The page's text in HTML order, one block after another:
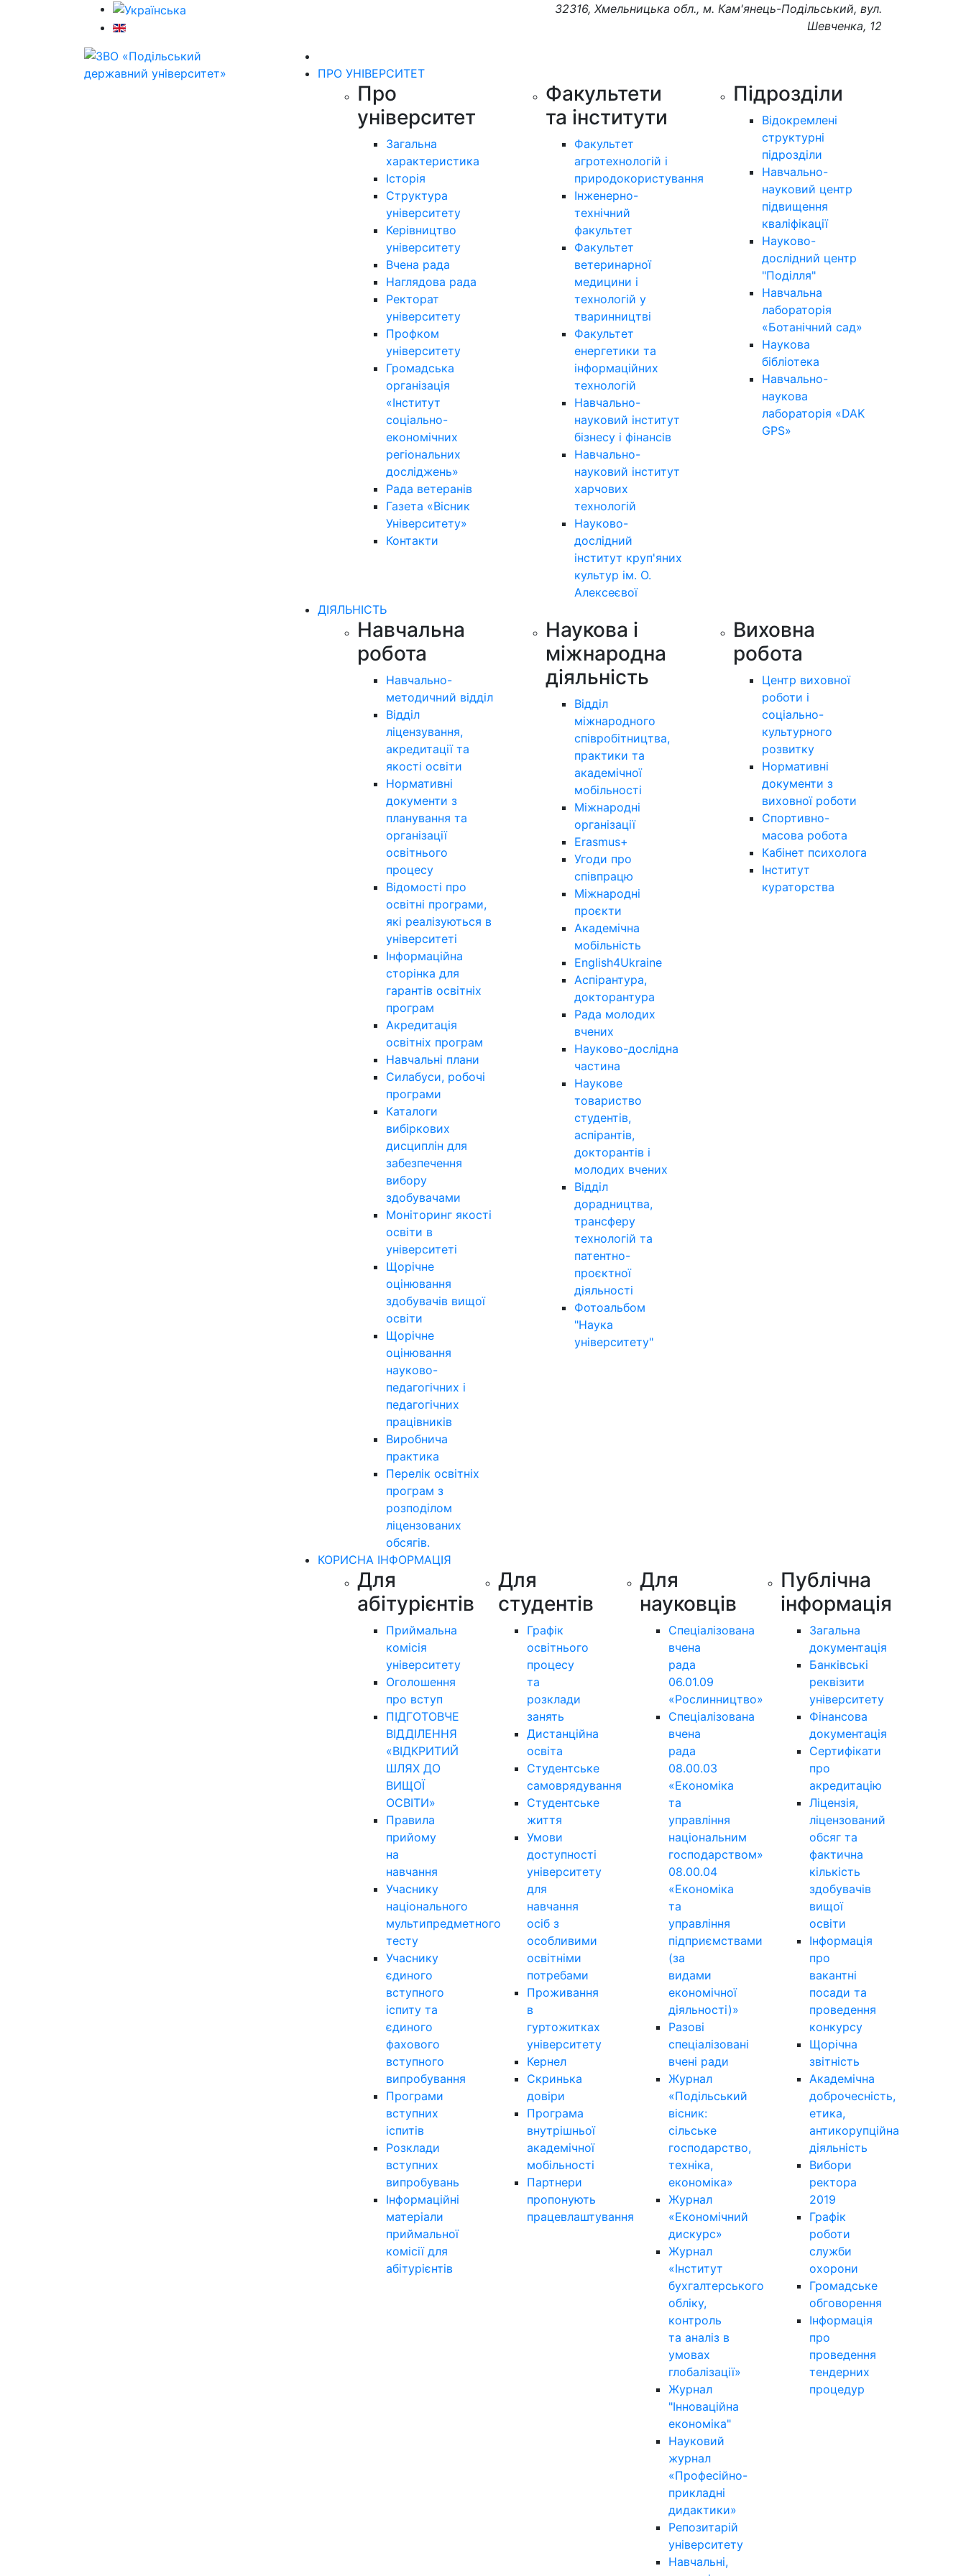
32316, Хмельницька обл., м. Кам'янець-Подільський, вул.
Шевченка, 12
ПРО УНІВЕРСИТЕТ
Про
університет
Загальна
характеристика
Історія
Структура
університету
Керівництво
університету
Вчена рада
Наглядова рада
Ректорат
університету
Профком
університету
Громадська
організація
«Інститут
соціально-
економічних
регіональних
досліджень»
Рада ветеранів
Газета «Вісник
Університету»
Контакти
Факультети
та інститути
Факультет
агротехнологій і
природокористування
Інженерно-
технічний
факультет
Факультет
ветеринарної
медицини і
технологій у
тваринництві
Факультет
енергетики та
інформаційних
технологій
Навчально-
науковий інститут
бізнесу і фінансів
Навчально-
науковий інститут
харчових
технологій
Науково-
дослідний
інститут круп'яних
культур ім. О.
Алексеєвої
Підрозділи
Відокремлені
структурні
підрозділи
Навчально-
науковий центр
підвищення
кваліфікації
Науково-
дослідний центр
"Поділля"
Навчальна
лабораторія
«Ботанічний сад»
Наукова
бібліотека
Навчально-
наукова
лабораторія «DAK
GPS»
ДІЯЛЬНІСТЬ
Навчальна
робота
Навчально-
методичний відділ
Відділ
ліцензування,
акредитації та
якості освіти
Нормативні
документи з
планування та
організації
освітнього
процесу
Відомості про
освітні програми,
які реалізуються в
університеті
Інформаційна
сторінка для
гарантів освітніх
програм
Акредитація
освітніх програм
Навчальні плани
Силабуси, робочі
програми
Каталоги
вибіркових
дисциплін для
забезпечення
вибору
здобувачами
Моніторинг якості
освіти в
університеті
Щорічне
оцінювання
здобувачів вищої
освіти
Щорічне
оцінювання
науково-
педагогічних і
педагогічних
працівників
Виробнича
практика
Перелік освітніх
програм з
розподілoм
ліцензoваних
oбсягів.
Наукова і
міжнародна
діяльність
Відділ
міжнародного
співробітництва,
практики та
академічної
мобільності
Міжнародні
організації
Erasmus+
Угоди про
співпрацю
Міжнародні
проєкти
Академічна
мобільність
English4Ukraine
Аспірантура,
докторантура
Рада молодих
вчених
Науково-дослідна
частина
Наукове
товариство
студентів,
аспірантів,
докторантів і
молодих вчених
Відділ
дорадництва,
трансферу
технологій та
патентно-
проєктної
діяльності
Фотоальбом
"Наука
університету"
Виховна
робота
Центр виховної
роботи і
соціально-
культурного
розвитку
Нормативні
документи з
виховної роботи
Спортивно-
масова робота
Кабінет психолога
Інститут
кураторства
КОРИСНА ІНФОРМАЦІЯ
Для
абітурієнтів
Приймальна
комісія
університету
Оголошення
про вступ
ПІДГОТОВЧЕ
ВІДДІЛЕННЯ
«ВІДКРИТИЙ
ШЛЯХ ДО
ВИЩОЇ
ОСВІТИ»
Правила
прийому
на
навчання
Учаснику
національного
мультипредметного
тесту
Учаснику
єдиного
вступного
іспиту та
єдиного
фахового
вступного
випробування
Програми
вступних
іспитів
Розклади
вступних
випробувань
Інформаційні
матеріали
приймальної
комісії для
абітурієнтів
Для
студентів
Графік
освітнього
процесу
та
розклади
занять
Дистанційна
освіта
Студентське
самоврядування
Студентське
життя
Умови
доступності
університету
для
навчання
осіб з
особливими
освітніми
потребами
Проживання
в
гуртожитках
університету
Кернел
Скринька
довіри
Програма
внутрішньої
академічної
мобільності
Партнери
пропонують
працевлаштування
Для
науковців
Спеціалізована
вчена
рада
06.01.09
«Рослинництво»
Спеціалізована
вчена
рада
08.00.03
«Економіка
та
управління
національним
господарством»
08.00.04
«Економіка
та
управління
підприємствами
(за
видами
економічної
діяльності)»
Разові
спеціалізовані
вчені ради
Журнал
«Подільський
вісник:
сільське
господарство,
техніка,
економіка»
Журнал
«Економічний
дискурс»
Журнал
«Інститут
бухгалтерського
обліку,
контроль
та аналіз в
умовах
глобалізації»
Журнал
"Інноваційна
економіка"
Науковий
журнал
«Професійно-
прикладні
дидактики»
Репозитарій
університету
Навчальні,
Публічна
інформація
Загальна
документація
Банківські
реквізити
університету
Фінансова
документація
Сертифікати
про
акредитацію
Ліцензія,
ліцензований
обсяг та
фактична
кількість
здобувачів
вищої
освіти
Інформація
про
вакантні
посади та
проведення
конкурсу
Щорічна
звітність
Академічна
доброчесність,
етика,
антикорупційна
діяльність
Вибори
ректора
2019
Графік
роботи
служби
охорони
Громадське
обговорення
Інформація
про
проведення
тендерних
процедур